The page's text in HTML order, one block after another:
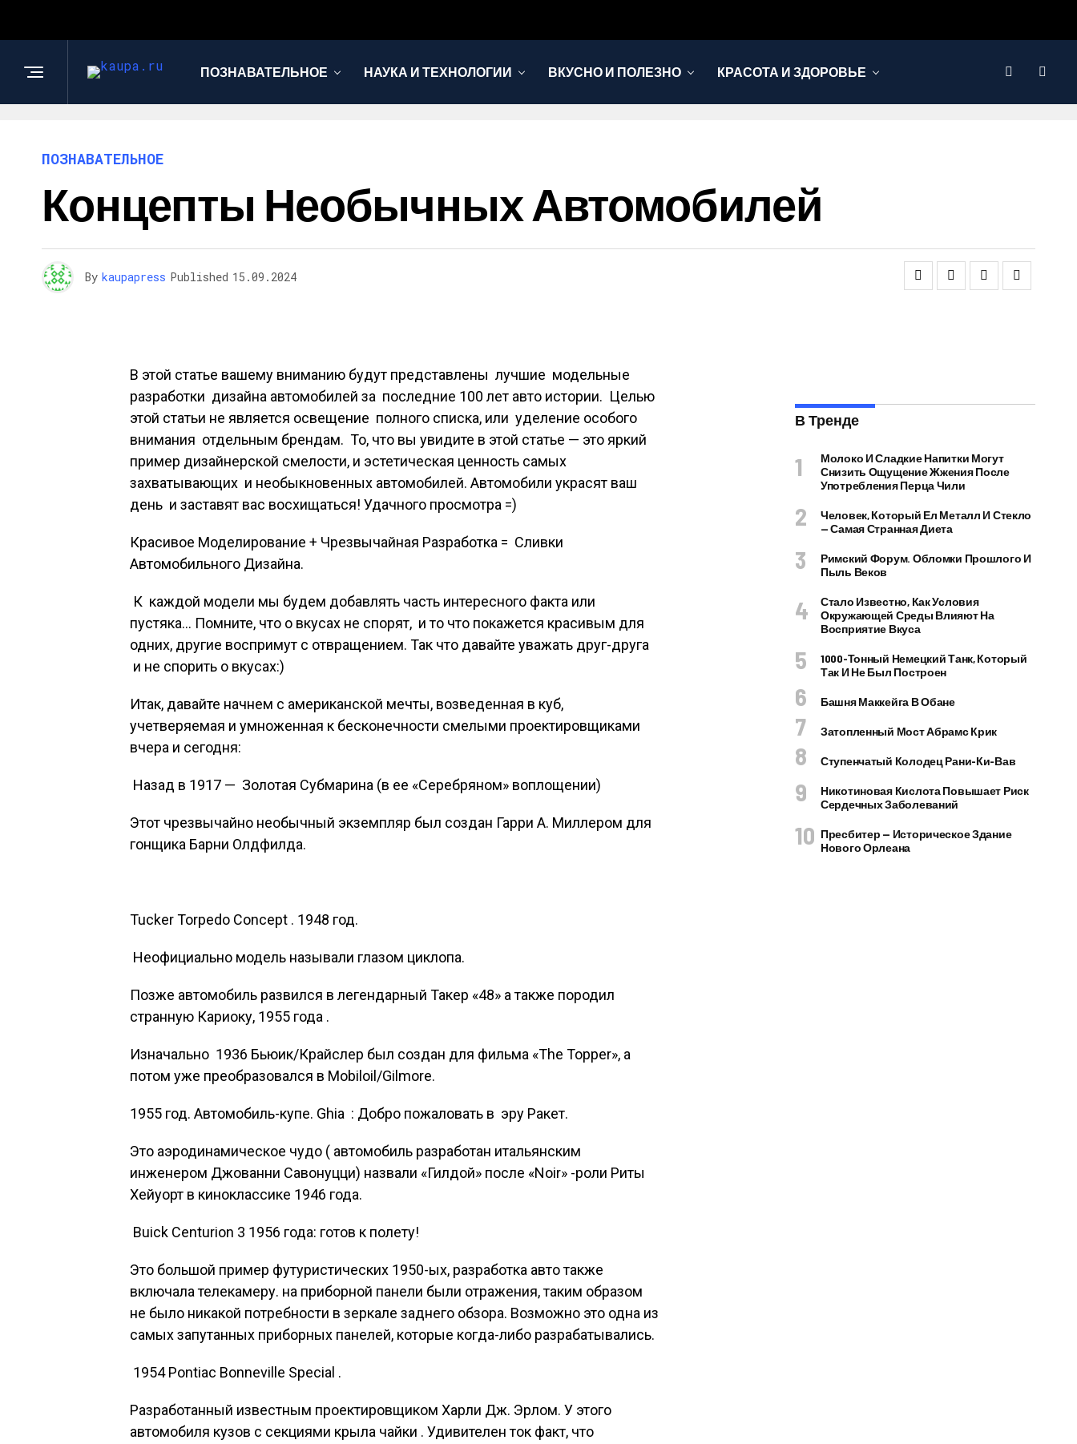
ПОЗНАВАТЕЛЬНОЕ НАУКА И ТЕХНОЛОГИИ ВКУСНО И ПОЛЕЗНО КРАСОТА И ЗДОРОВЬЕ
ПОЗНАВАТЕЛЬНОЕ
Концепты Необычных Автомобилей
By kaupapress Published 15.09.2024
В этой статье вашему вниманию будут представлены лучшие модельные
разработки дизайна автомобилей за последние 100 лет авто истории. Целью
этой статьи не является освещение полного списка, или уделение особого
внимания отдельным брендам. То, что вы увидите в этой статье — это яркий
пример дизайнерской смелости, и эстетическая ценность самых
захватывающих и необыкновенных автомобилей. Автомобили украсят ваш
день и заставят вас восхищаться! Удачного просмотра =)
Красивое Моделирование + Чрезвычайная Разработка = Сливки
Автомобильного Дизайна.
К каждой модели мы будем добавлять часть интересного факта или
пустяка… Помните, что о вкусах не спорят, и то что покажется красивым для
одних, другие воспримут с отвращением. Так что давайте уважать друг-друга
и не спорить о вкусах:)
Итак, давайте начнем с американской мечты, возведенная в куб,
учетверяемая и умноженная к бесконечности смелыми проектировщиками
вчера и сегодня:
Назад в 1917 — Золотая Субмарина (в ее «Серебряном» воплощении)
Этот чрезвычайно необычный экземпляр был создан Гарри А. Миллером для
гонщика Барни Олдфилда.
Tucker Torpedo Concept . 1948 год.
Неофициально модель называли глазом циклопа.
Позже автомобиль развился в легендарный Такер «48» а также породил
странную Кариоку, 1955 года .
Изначально 1936 Бьюик/Крайслер был создан для фильма «The Topper», а
потом уже преобразовался в Mobiloil/Gilmore.
1955 год. Автомобиль-купе. Ghia : Добро пожаловать в эру Ракет.
Это аэродинамическое чудо ( автомобиль разработан итальянским
инженером Джованни Савонуцци) назвали «Гилдой» после «Noir» -роли Риты
Хейуорт в киноклассике 1946 года.
Buick Centurion 3 1956 года: готов к полету!
Это большой пример футуристических 1950-ых, разработка авто также
включала телекамеру. на приборной панели были отражения, таким образом
не было никакой потребности в зеркале заднего обзора. Возможно это одна из
самых запутанных приборных панелей, которые когда-либо разрабатывались.
1954 Pontiac Bonneville Special .
Разработанный известным проектировщиком Харли Дж. Эрлом. У этого
автомобиля кузов с секциями крыла чайки . Удивителен ток факт, что
В Тренде
Молоко И Сладкие Напитки Могут
Снизить Ощущение Жжения После
Употребления Перца Чили
Человек, Который Ел Металл И Стекло
— Самая Странная Диета
Римский Форум. Обломки Прошлого И
Пыль Веков
Стало Известно, Как Условия
Окружающей Среды Влияют На
Восприятие Вкуса
1000-Тонный Немецкий Танк, Который
Так И Не Был Построен
Башня Маккейга В Обане
Затопленный Мост Абрамс Крик
Ступенчатый Колодец Рани-Ки-Вав
Никотиновая Кислота Повышает Риск
Сердечных Заболеваний
Пресбитер — Историческое Здание
Нового Орлеана